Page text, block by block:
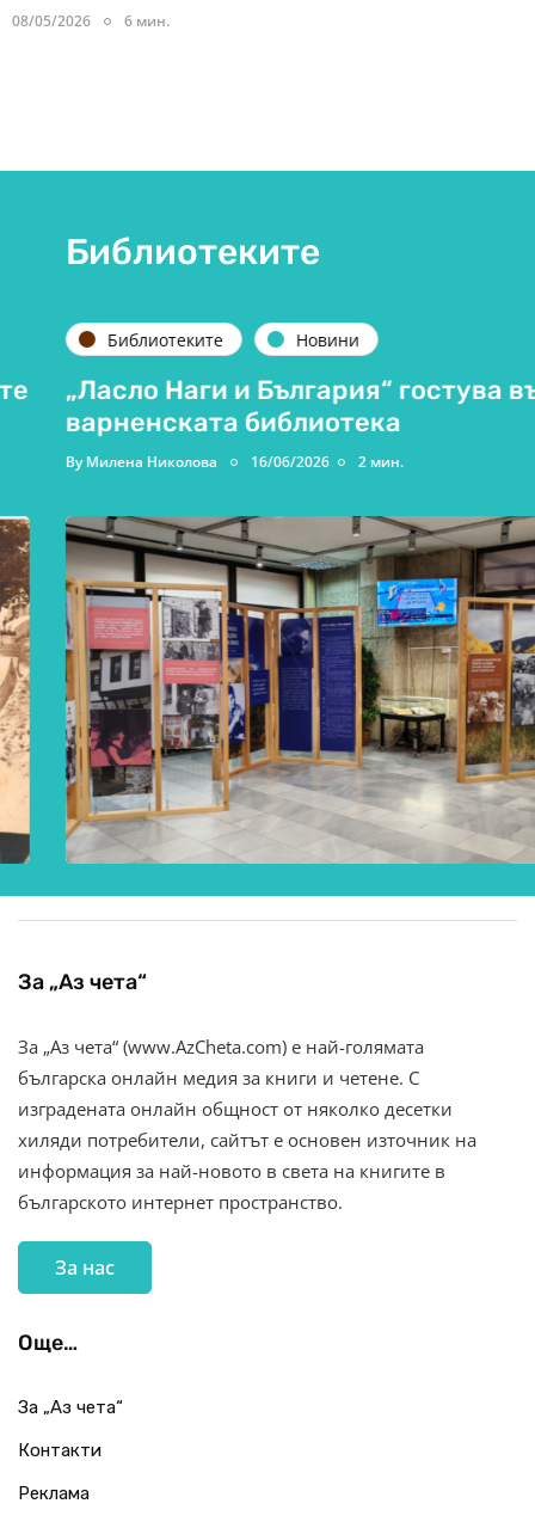
08/05/2026 6 мин.
Библиотеките
Библиотеките Новини
„Ласло Наги и България“ гостува във
варненската библиотека
Милена Николова 16/06/2026 2 мин.
За „Аз чета“
За „Аз чета“ (www.AzCheta.com) е най-голямата
българска онлайн медия за книги и четене. С
изградената онлайн общност от няколко десетки
хиляди потребители, сайтът е основен източник на
информация за най-новото в света на книгите в
българското интернет пространство.
За нас
Още…
За „Аз чета“
Контакти
Реклама